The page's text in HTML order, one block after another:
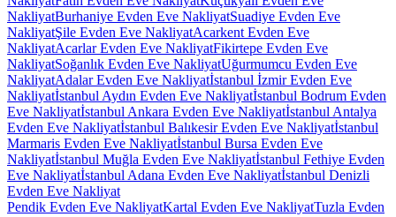
NakliyatBurhaniye Evden Eve NakliyatSuadiye Evden Eve
NakliyatŞile Evden Eve NakliyatAcarkent Evden Eve
NakliyatAcarlar Evden Eve NakliyatFikirtepe Evden Eve
NakliyatSoğanlık Evden Eve NakliyatUğurmumcu Evden Eve
NakliyatAdalar Evden Eve Nakliyatİstanbul İzmir Evden Eve
Nakliyatİstanbul Aydın Evden Eve Nakliyatİstanbul Bodrum Evden
Eve Nakliyatİstanbul Ankara Evden Eve Nakliyatİstanbul Antalya
Evden Eve Nakliyatİstanbul Balıkesir Evden Eve Nakliyatİstanbul
Marmaris Evden Eve Nakliyatİstanbul Bursa Evden Eve
Nakliyatİstanbul Muğla Evden Eve Nakliyatİstanbul Fethiye Evden
Eve Nakliyatİstanbul Adana Evden Eve Nakliyatİstanbul Denizli
Evden Eve Nakliyat
Pendik Evden Eve NakliyatKartal Evden Eve NakliyatTuzla Evden